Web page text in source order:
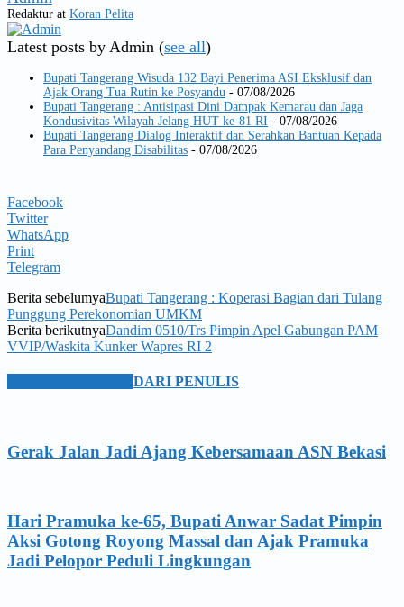
Redaktur at Koran Pelita
Latest posts by Admin (see all)
Bupati Tangerang Wisuda 132 Bayi Penerima ASI Eksklusif dan
Ajak Orang Tua Rutin ke Posyandu - 07/08/2026
Bupati Tangerang : Antisipasi Dini Dampak Kemarau dan Jaga
Kondusivitas Wilayah Jelang HUT ke-81 RI - 07/08/2026
Bupati Tangerang Dialog Interaktif dan Serahkan Bantuan Kepada
Para Penyandang Disabilitas - 07/08/2026
Facebook
Twitter
WhatsApp
Print
Telegram
Berita sebelumyaBupati Tangerang : Koperasi Bagian dari Tulang
Punggung Perekonomian UMKM
Berita berikutnyaDandim 0510/Trs Pimpin Apel Gabungan PAM
VVIP/Waskita Kunker Wapres RI 2
DARI PENULIS
Gerak Jalan Jadi Ajang Kebersamaan ASN Bekasi
Hari Pramuka ke-65, Bupati Anwar Sadat Pimpin
Aksi Gotong Royong Massal dan Ajak Pramuka
Jadi Pelopor Peduli Lingkungan